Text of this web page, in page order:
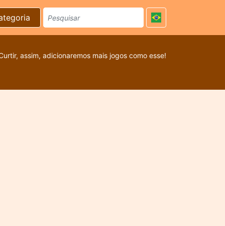
assim, adicionaremos mais jogos como esse!